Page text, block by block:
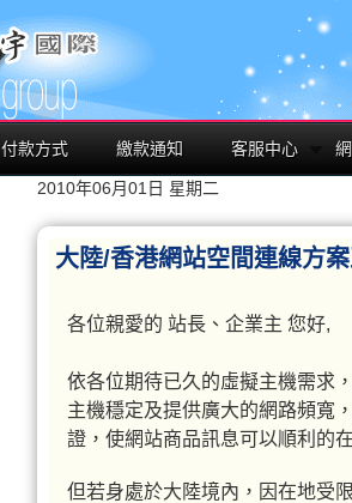
付款方式 繳款通知 客服中心
2010年06月01日 星期二
大陸/香港網站空間連線方
各位親愛的 站長、企業主 您好,
依各位期待已久的虛擬主機需求
主機穩定及提供廣大的網路頻寬
證，使網站商品訊息可以順利的
但若身處於大陸境內，因在地受